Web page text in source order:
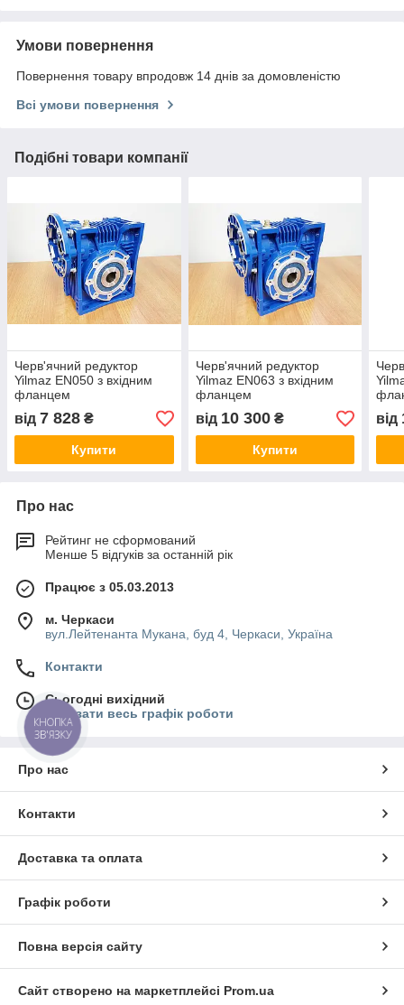
Умови повернення
Повернення товару впродовж 14 днів за домовленістю
Всі умови повернення
Подібні товари компанії
Черв'ячний редуктор
Yilmaz EN050 з вхідним
фланцем
від 7 828 ₴
Купити
Черв'ячний редуктор
Yilmaz EN063 з вхідним
фланцем
від 10 300₴
Купити
від
Про нас
Рейтинг не сформований
Менше 5 відгуків за останній рік
Працює з 05.03.2013
м. Черкаси
вул.Лейтенанта Мукана, буд 4, Черкаси, Україна
Контакти
Сьогодні вихідний
Показати весь графік роботи
Про нас
Контакти
Доставка та оплата
Графік роботи
Повна версія сайту
Сайт створено на маркетплейсі Prom.ua
КНОПКА
ЗВ'ЯЗКУ